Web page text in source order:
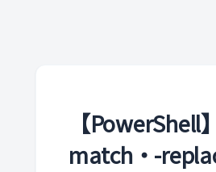
【
match・-